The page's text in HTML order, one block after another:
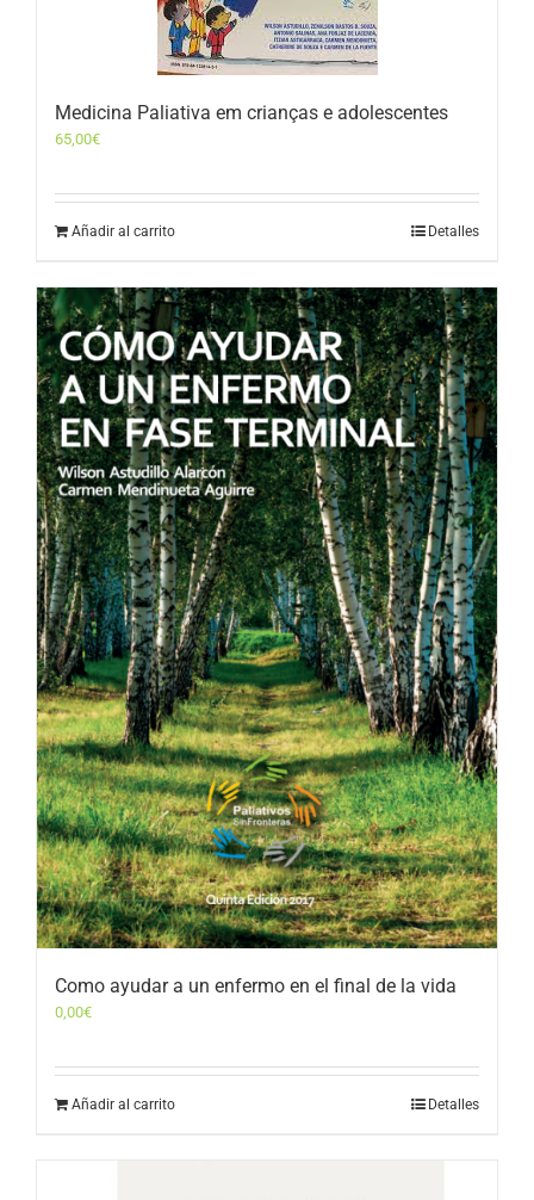
Medicina Paliativa em crianças e adolescentes
65,00€
Añadir al carrito Detalles
Como ayudar a un enfermo en el final de la vida
0,00€
Añadir al carrito Detalles